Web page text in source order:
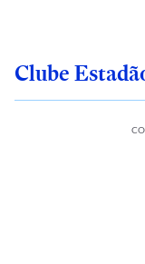
Clube